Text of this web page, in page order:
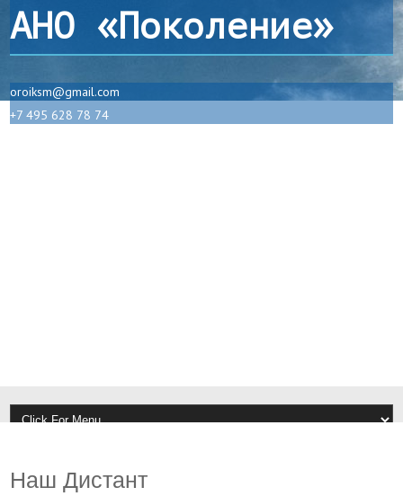
АНО «Поколение»
oroiksm@gmail.com
+7 495 628 78 74
Наш Дистант